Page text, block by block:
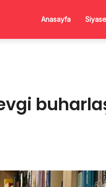
Anasayfa